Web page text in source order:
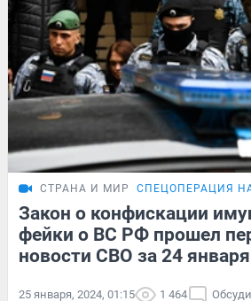
СТРАНА И МИР СПЕЦОПЕРАЦИЯ
Закон о конфискации
фейки о ВС РФ прошел
новости СВО за 24 января
25 января, 2024, 01:15 1 464